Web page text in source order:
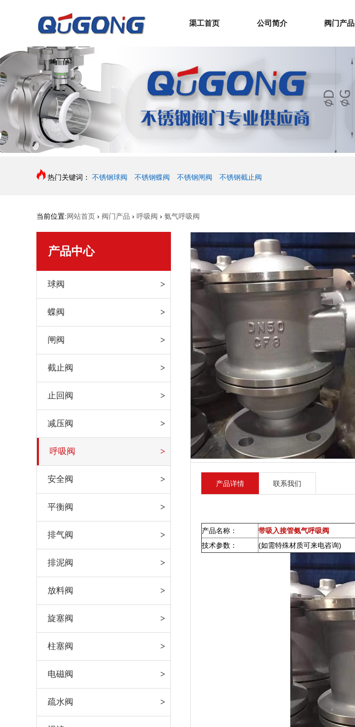
渠工首页 公司简介 阀门产品
热门关键词： 不锈钢球阀 不锈钢蝶阀 不锈钢闸阀 不锈钢截止阀
当前位置:网站首页 › 阀门产品 › 呼吸阀 › 氨气呼吸阀
产品中心
球阀
蝶阀
闸阀
截止阀
止回阀
减压阀
呼吸阀
安全阀
平衡阀
排气阀
排泥阀
放料阀
旋塞阀
柱塞阀
电磁阀
疏水阀
产品详情 联系我们
产品名称：
带吸入接管氨气呼吸阀
技术参数：
(如需特殊材质可来电咨询)